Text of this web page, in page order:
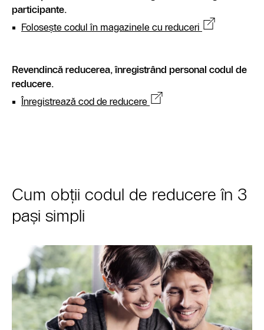
participante.
Folosește codul în magazinele cu reduceri
Revendincă reducerea, înregistrând personal codul de
reducere.
Înregistrează cod de reducere
Cum obții codul de reducere în 3
pași simpli